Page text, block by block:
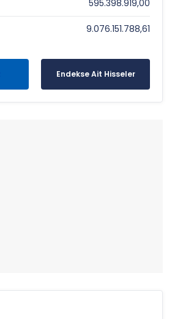
595.398.919,00
9.076.151.788,61
Endekse Ait Hisseler